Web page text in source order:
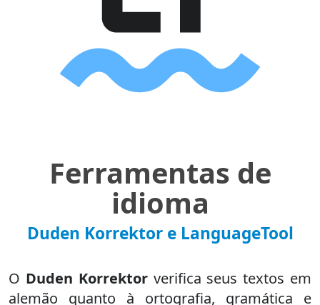
Ferramentas de
idioma
Duden Korrektor e LanguageTool
O Duden Korrektorverifica seus textos em
alemão quanto à ortografia, gramática e